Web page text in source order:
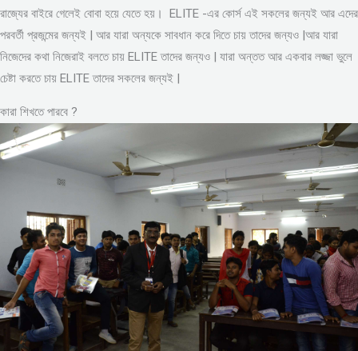
রাজ্যের বাইরে গেলেই বোবা হয়ে যেতে হয়। ELITE -এর কোর্স এই সকলের জন্যই আর এদের
পরবর্তী প্রজন্মের জন্যই | আর যারা অন্যকে সাবধান করে দিতে চায় তাদের জন্যও |আর যারা
নিজেদের কথা নিজেরাই বলতে চায় ELITE তাদের জন্যও | যারা অন্তত আর একবার লজ্জা ভুলে
চেষ্টা করতে চায় ELITE তাদের সকলের জন্যই |
কারা শিখতে পারবে ?